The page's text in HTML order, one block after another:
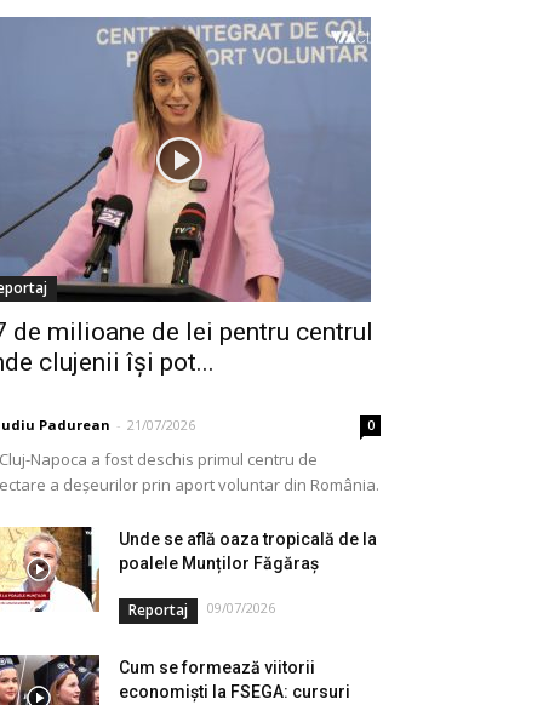
de milioane de lei pentru centrul
clujenii își pot...
Padurean - 21/07/2026 0
Napoca a fost deschis primul centru de
a deșeurilor prin aport voluntar din România.
Unde se află oaza tropicală de la
poalele Munților Făgăraș
Reportaj 09/07/2026
Cum se formează viitorii
economiști la FSEGA: cursuri